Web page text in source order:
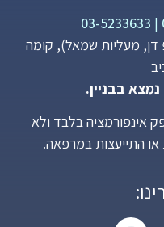
|
03-5233633
טופ דן, מעליות שמאל), קומה
בבניין.
אינפורמציה בלבד ולא
התייעצות במרפאה.